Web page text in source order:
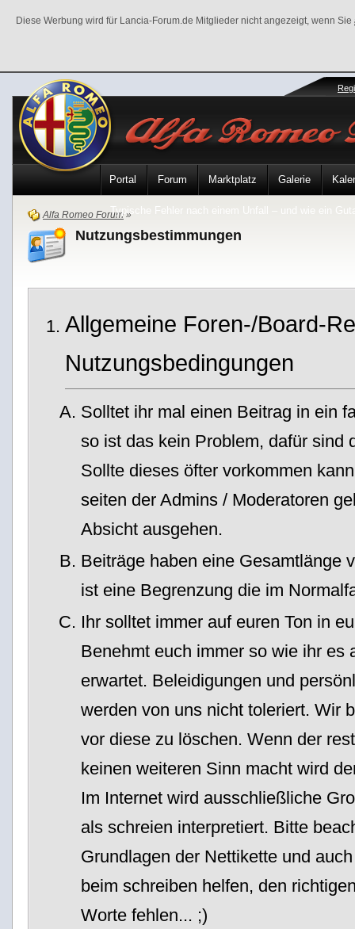
Diese Werbung wird für Lancia-Forum.de Mitglieder nicht angezeigt, wenn Sie
Portal Forum Marktplatz Galerie
Typische Fehler nach einem Unfall – und wie ein
Alfa Romeo Forum »
Nutzungsbestimmungen
Allgemeine Foren-/Board-
Nutzungsbedingungen
Solltet ihr mal einen Beitrag in ein
so ist das kein Problem, dafür sind
Sollte dieses öfter vorkommen
seiten der Admins / Moderatoren
Absicht ausgehen.
Beiträge haben eine Gesamtlänge
ist eine Begrenzung die im
Ihr solltet immer auf euren Ton in
Benehmt euch immer so wie ihr es
erwartet. Beleidigungen und
werden von uns nicht toleriert. Wir
vor diese zu löschen. Wenn der
keinen weiteren Sinn macht wird
Im Internet wird ausschließliche
als schreien interpretiert. Bitte
Grundlagen der Nettikette und
beim schreiben helfen, den
Worte fehlen... ;)